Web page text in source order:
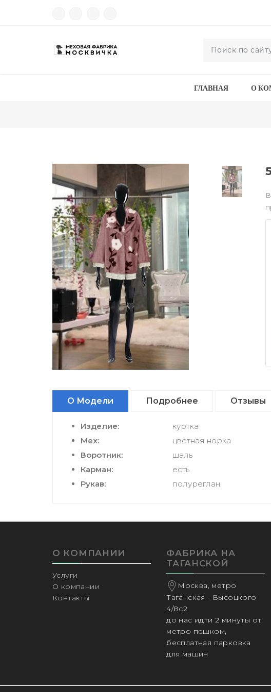
ГЛАВНАЯ О
О Модели Подробнее Отзывы
Изделие:
куртка
Мех:
цветная норка
Воротник:
шаль
Карман:
есть
Рукав:
полуреглан
О КОМПАНИИ
Услуги
О компании
Контакты
ФАБРИКА НА
ТАГАНСКОЙ
Москва, метро
Таганская - Высоцкого
4/8с2
до нас идти 2 минуты от
метро пешком,
бесплатная парковка
для машин